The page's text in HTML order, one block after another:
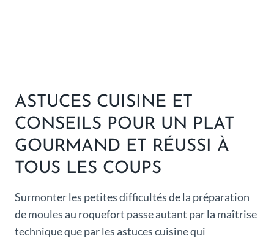
ASTUCES CUISINE ET
CONSEILS POUR UN PLAT
GOURMAND ET RÉUSSI À
TOUS LES COUPS
Surmonter les petites difficultés de la préparation
de moules au roquefort passe autant par la maîtrise
technique que par les astuces cuisine qui